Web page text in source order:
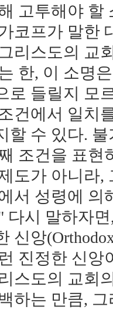
고투해야 할
코프가 말한
리스도의 교
한, 이 소명
로 들릴지 모
건에서 일치
할 수 있다.
조건을 표현
도가 아니라,
서 성령에 의
다시 말하자
신앙
진정한 신앙
스도의 교회
하는 만큼,